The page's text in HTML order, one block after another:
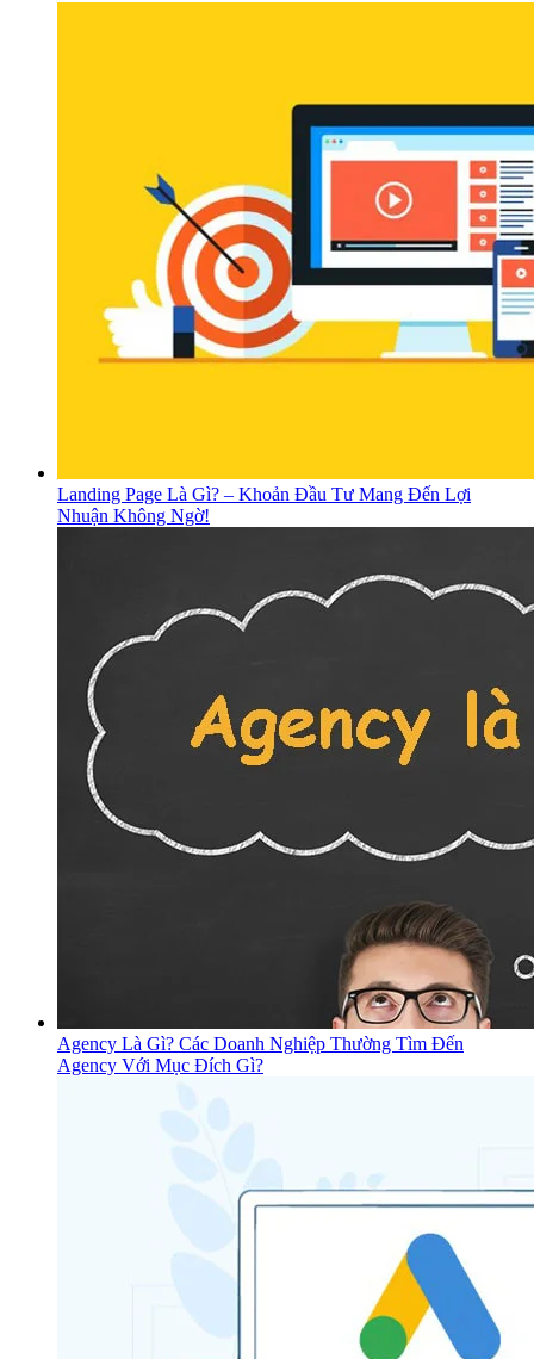
Landing Page Là Gì? – Khoản Đầu Tư Mang Đến Lợi
Nhuận Không Ngờ!
Agency Là Gì? Các Doanh Nghiệp Thường Tìm Đến
Agency Với Mục Đích Gì?